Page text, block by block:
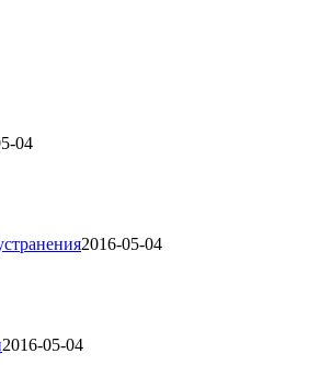
04
2016-05-04
2016-05-04